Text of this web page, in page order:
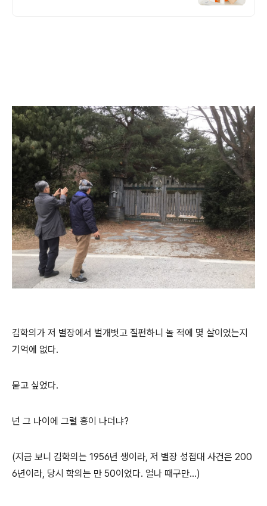
김학의가 저 별장에서 벌개벗고 질펀하니 놀 적에 몇 살이었는지
기억에 없다.
묻고 싶었다.
넌 그 나이에 그럴 흥이 나더냐?
(지금 보니 김학의는 1956년 생이라, 저 별장 성접대 사건은 200
6년이라, 당시 학의는 만 50이었다. 얼나 때구만...)